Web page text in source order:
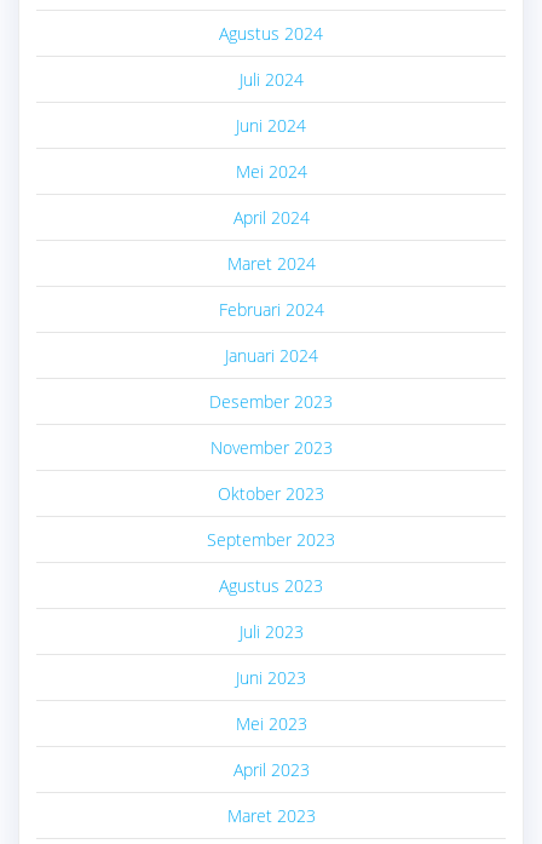
Agustus 2024
Juli 2024
Juni 2024
Mei 2024
April 2024
Maret 2024
Februari 2024
Januari 2024
Desember 2023
November 2023
Oktober 2023
September 2023
Agustus 2023
Juli 2023
Juni 2023
Mei 2023
April 2023
Maret 2023